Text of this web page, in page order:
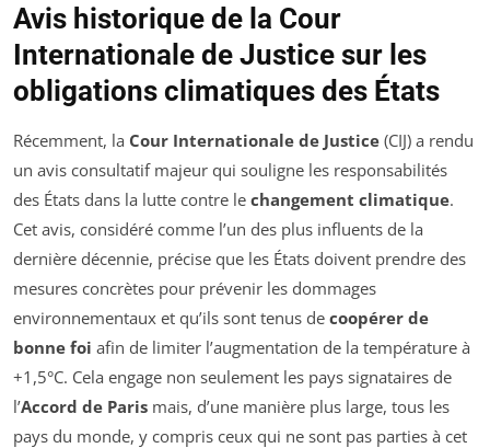
Avis historique de la Cour
Internationale de Justice sur les
obligations climatiques des États
Récemment, la Cour Internationale de Justice (CIJ) a rendu
un avis consultatif majeur qui souligne les responsabilités
des États dans la lutte contre le changement climatique.
Cet avis, considéré comme l’un des plus influents de la
dernière décennie, précise que les États doivent prendre des
mesures concrètes pour prévenir les dommages
environnementaux et qu’ils sont tenus de coopérer de
bonne foi afin de limiter l’augmentation de la température à
+1,5°C. Cela engage non seulement les pays signataires de
l’Accord de Paris mais, d’une manière plus large, tous les
pays du monde, y compris ceux qui ne sont pas parties à cet